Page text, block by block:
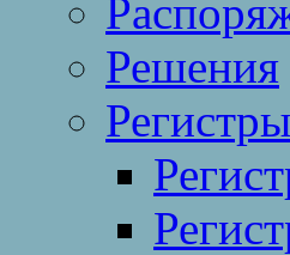
Решения